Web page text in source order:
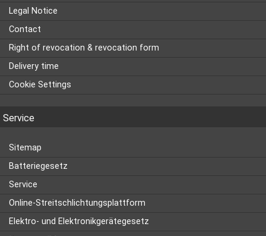
Legal Notice
Contact
Right of revocation & revocation form
Delivery time
Cookie Settings
Service
Sitemap
Batteriegesetz
Service
Online-Streitschlichtungsplattform
Elektro- und Elektronikgerätegesetz